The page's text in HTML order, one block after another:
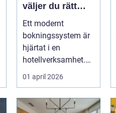
väljer du rätt
lösning
Ett modernt
bokningssystem är
hjärtat i en
hotellverksamhet.
När bokningar,
incheckning,
betalningar...
01 april 2026